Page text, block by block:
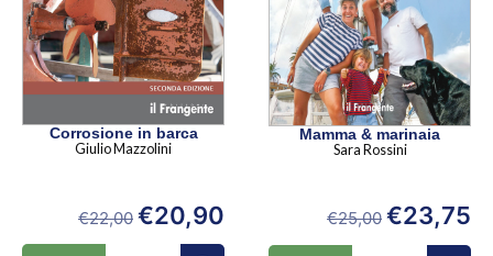
Corrosione in barca
Giulio Mazzolini
€22,00 €20,90
Mamma & marinaia
Sara Rossini
€25,00 €23,75